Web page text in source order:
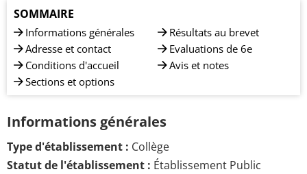
SOMMAIRE
Informations générales
Adresse et contact
Conditions d'accueil
Sections et options
Résultats au brevet
Evaluations de 6e
Avis et notes
Informations générales
Type d'établissement : Collège
Statut de l'établissement : Établissement Public